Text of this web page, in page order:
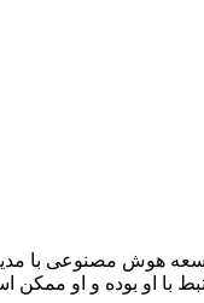
با او بوده و او